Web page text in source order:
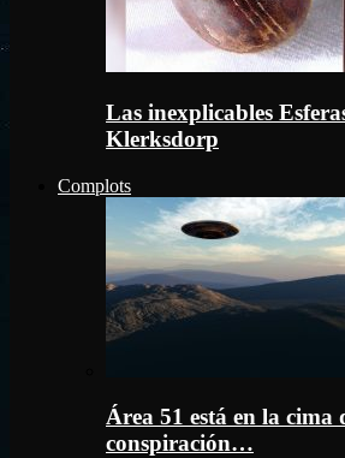
Las inexplicables
Klerksdorp
Complots
Área 51 está en la cima
conspiración…